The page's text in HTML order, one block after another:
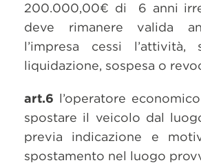
200.000,00€ di 6 anni
deve rimanere valida
l’impresa cessi
liquidazione, sospesa o
art.6 l’operatore
spostare il veicolo dal
previa indicazione e
spostamento nel luogo